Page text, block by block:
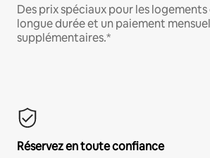
Des prix spéciaux pour les
longue durée et un paiement
supplémentaires.*
Réservez en toute confiance